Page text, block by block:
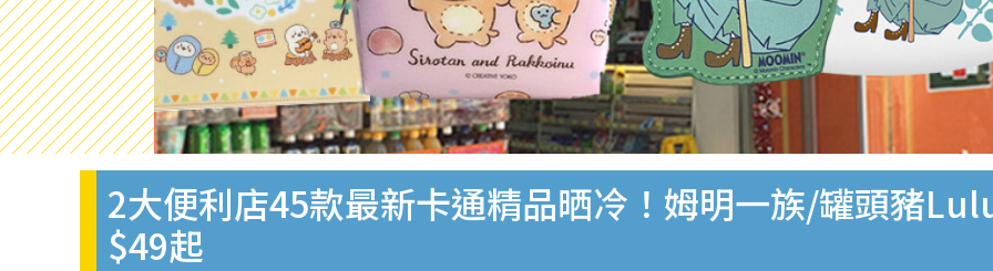
2大便利店45款最新卡通精品晒冷！姆明一族/罐頭豬
$49起